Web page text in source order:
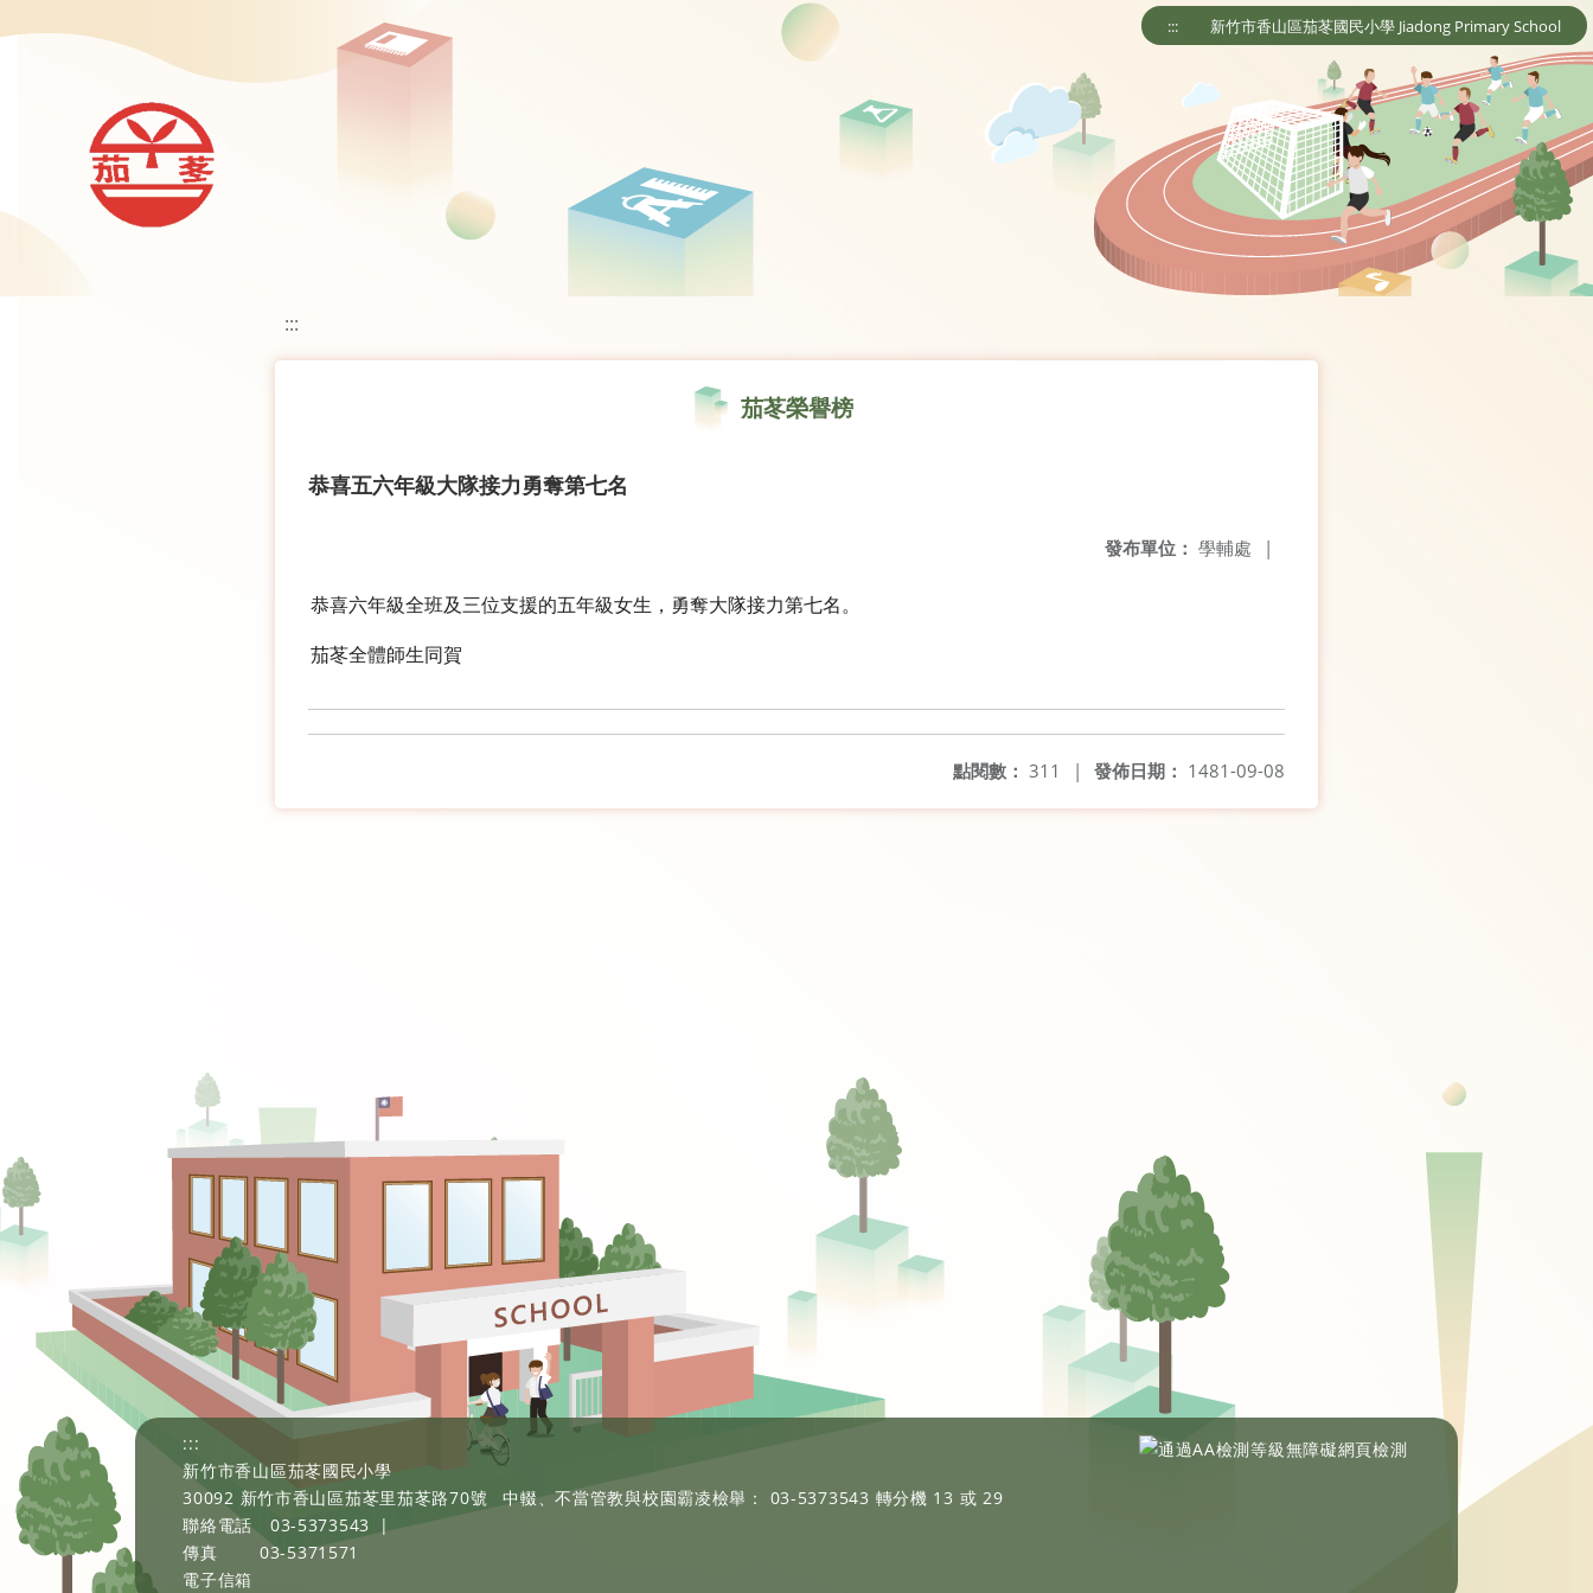
::: 新竹市香山區茄苳國民小學 Jiadong Primary School
:::
茄苳榮譽榜
恭喜五六年級大隊接力勇奪第七名
發布單位： 學輔處 |
恭喜六年級全班及三位支援的五年級女生，勇奪大隊接力第七名。
茄苳全體師生同賀
發佈日期： 1481-09-08
點閱數： 311 |
:::
新竹市香山區茄苳國民小學
30092 新竹市香山區茄苳里茄苳路70號
中輟、不當管教與校園霸凌檢舉： 03-5373543 轉分機 13 或 29
聯絡電話
03-5373543
|
傳真
03-5371571
電子信箱